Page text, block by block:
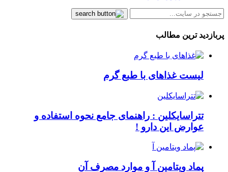
پربازدید ترین مطالب
لیست غذاهای با طبع گرم
تتراسایکلین : راهنمای جامع نحوه استفاده و
عوارض این دارو !
پماد ویتامین آ و موارد مصرف آن